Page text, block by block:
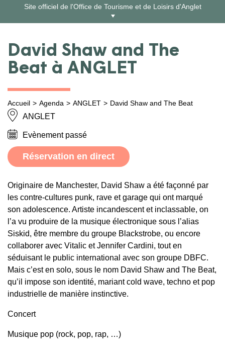
contenu
Site officiel de l'Office de Tourisme et de Loisirs d'Anglet
David Shaw and The
Beat à ANGLET
Accueil Agenda ANGLET David Shaw and The Beat
ANGLET
Evènement passé
Réservation en direct
Originaire de Manchester, David Shaw a été façonné par
les contre-cultures punk, rave et garage qui ont marqué
son adolescence. Artiste incandescent et inclassable, on
l’a vu produire de la musique électronique sous l’alias
Siskid, être membre du groupe Blackstrobe, ou encore
collaborer avec Vitalic et Jennifer Cardini, tout en
séduisant le public international avec son groupe DBFC.
Mais c’est en solo, sous le nom David Shaw and The Beat,
qu’il impose son identité, mariant cold wave, techno et pop
industrielle de manière instinctive.
Concert
Musique pop (rock, pop, rap, …)